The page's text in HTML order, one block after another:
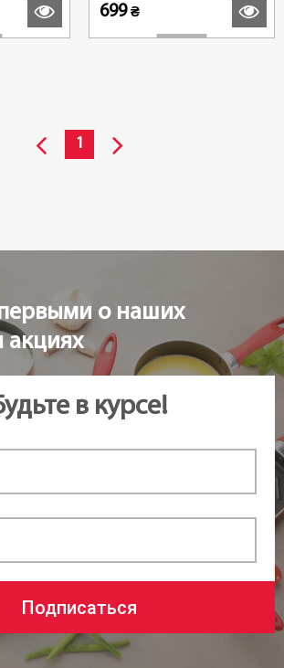
699₴
1
о наших
акциях
в курсе!
Подписаться